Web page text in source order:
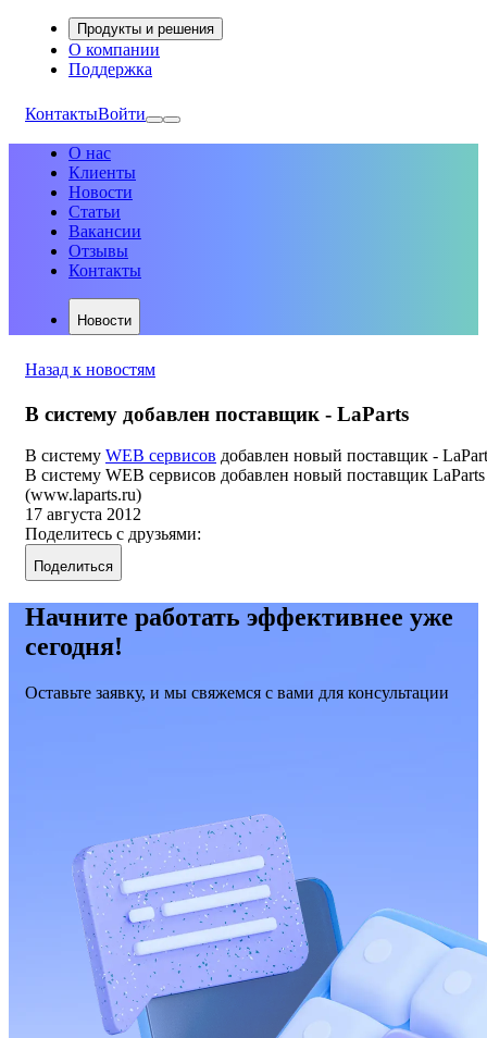
Продукты и решения
О компании
Поддержка
КонтактыВойти
О нас
Клиенты
Новости
Статьи
Вакансии
Отзывы
Контакты
Новости
Назад к новостям
В систему добавлен поставщик - LaParts
В систему WEB сервисов добавлен новый поставщик -
В систему WEB сервисов добавлен новый поставщик LaParts
(www.laparts.ru)
17 августа 2012
Поделитесь с друзьями:
Поделиться
Начните работать эффективнее уже
сегодня!
Оставьте заявку, и мы свяжемся с вами для консультации